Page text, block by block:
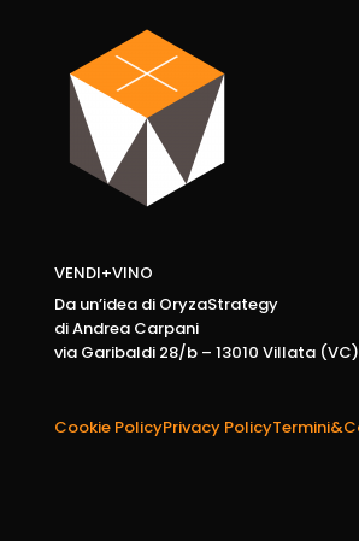
VENDI+VINO
Da un’idea di OryzaStrategy
di Andrea Carpani
via Garibaldi 28/b – 13010 Villata (VC)
Cookie PolicyPrivacy Policy